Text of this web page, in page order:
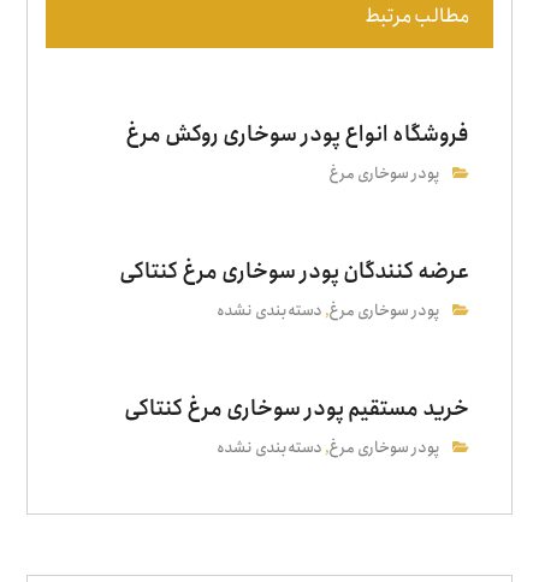
مطالب مرتبط
فروشگاه انواع پودر سوخاری روکش مرغ
پودر سوخاری مرغ
عرضه کنندگان پودر سوخاری مرغ کنتاکی
پودر سوخاری مرغ,دسته‌بندی نشده
خرید مستقیم پودر سوخاری مرغ کنتاکی
پودر سوخاری مرغ,دسته‌بندی نشده